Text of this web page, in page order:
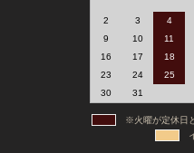
2
3 4
9
10 11
16
17 18
23
24 25
30
31
※火曜が定休日